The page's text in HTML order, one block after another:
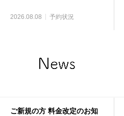
2026.08.08 予約状況
ご新規の方 料金改定のお知